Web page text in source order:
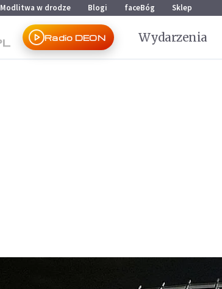
Modlitwa w drodze Blogi faceBóg Sklep
Radio DEON Wydarzenia